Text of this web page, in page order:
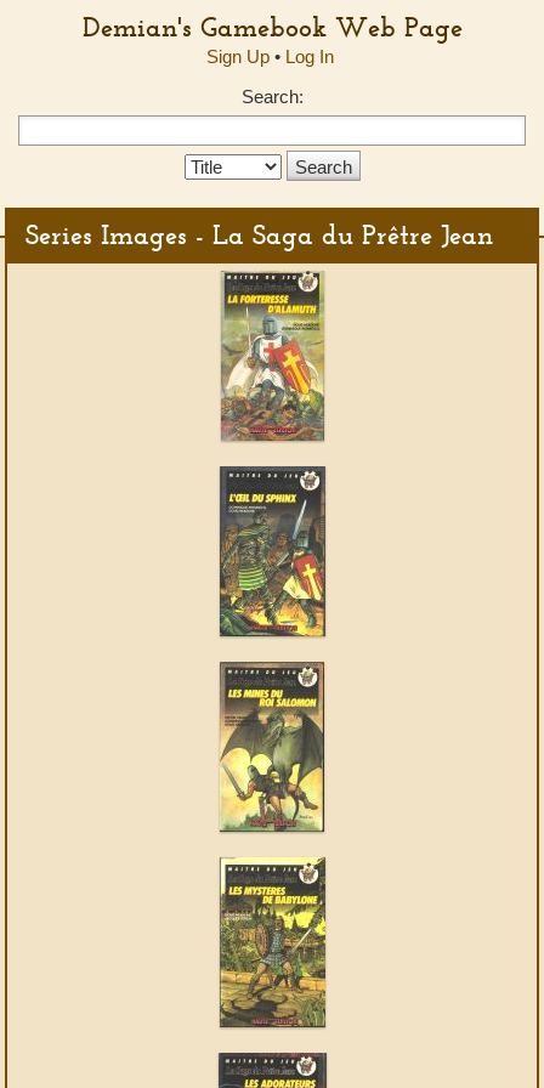
Demian's Gamebook Web Page
Sign Up• Log In
Search:
Search
Series Images - La Saga du Prêtre Jean